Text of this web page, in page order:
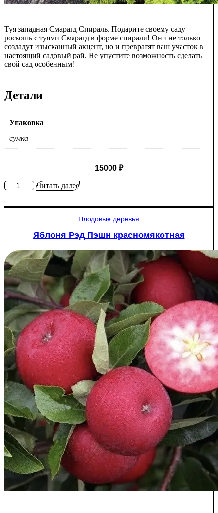
Туя западная Смарагд Спираль. Подарите своему саду
роскошь с туями Смарагд в форме спирали! Они не только
создадут изысканный акцент, но и превратят ваш участок в
настоящий садовый рай. Не упустите возможность сделать
свой сад особенным!
Детали
Упаковка
сумка
15000 ₽
КоличествоЧитать далее
Плодовые деревья
Яблоня Рэд Пэшн красномякотная